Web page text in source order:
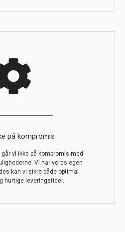
på kompromis
vi ikke på kompromis med
Vi har vores egen
kan vi sikre både optimal
hurtige leveringstider.